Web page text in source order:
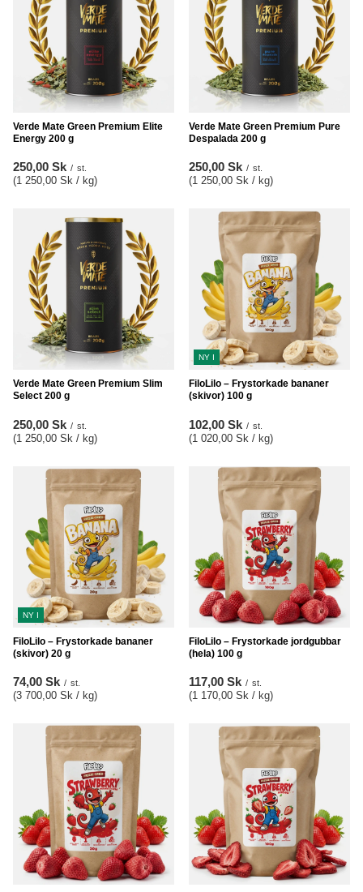
Verde Mate Green Premium Elite
Energy 200 g
250,00 Sk / st.
(1 250,00 Sk / kg)
Verde Mate Green Premium Pure
Despalada 200 g
250,00 Sk / st.
(1 250,00 Sk / kg)
Verde Mate Green Premium Slim
Select 200 g
250,00 Sk / st.
(1 250,00 Sk / kg)
NY I
FiloLilo – Frystorkade bananer
(skivor) 100 g
102,00 Sk / st.
(1 020,00 Sk / kg)
NY I
FiloLilo – Frystorkade bananer
(skivor) 20 g
74,00 Sk / st.
(3 700,00 Sk / kg)
FiloLilo – Frystorkade jordgubbar
(hela) 100 g
117,00 Sk / st.
(1 170,00 Sk / kg)